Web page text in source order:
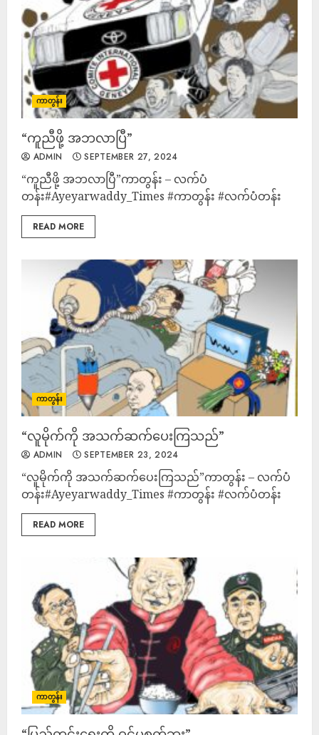
ကာတွန်း
“ကူညီဖို့ အဘလာပြီ”
ADMIN SEPTEMBER 27, 2024
“ကူညီဖို့ အဘလာပြီ”ကာတွန်း – လက်ပံ
တန်း#Ayeyarwaddy_Times #ကာတွန်း #လက်ပံတန်း
READ MORE
ကာတွန်း
“လူမိုက်ကို အသက်ဆက်ပေးကြသည်”
ADMIN SEPTEMBER 23, 2024
“လူမိုက်ကို အသက်ဆက်ပေးကြသည်”ကာတွန်း – လက်ပံ
တန်း#Ayeyarwaddy_Times #ကာတွန်း #လက်ပံတန်း
READ MORE
ကာတွန်း